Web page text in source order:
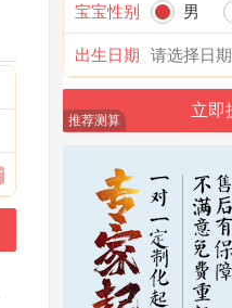
宝宝性别 男
出生日期
推荐测算